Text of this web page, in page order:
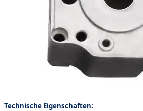
Technische Eigenschaften: